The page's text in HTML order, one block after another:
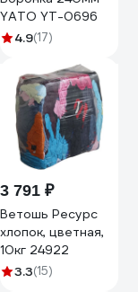
YATO YT-0696
4.9(17)
3 791 ₽
Ветошь Ресурс
хлопок, цветная,
10кг 24922
3.3(15)